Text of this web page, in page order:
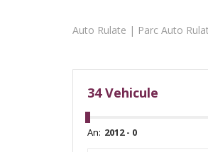
Auto Rulate | Parc Auto
34 Vehicule
An: